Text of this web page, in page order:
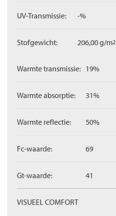
UV-Transmissie: -%
Stofgewicht: 206,00 g/m2
Warmte transmissie: 19%
Warmte absorptie: 31%
Warmte reflectie: 50%
Fc-waarde: 69
Gt-waarde: 41
VISUEEL COMFORT